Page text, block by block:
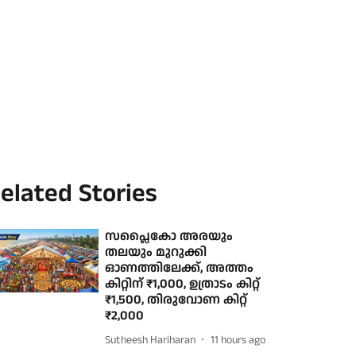
Stories
സപ്ലൈകോ അരയും
തലയും മുറുക്കി
ഓണത്തിലേക്ക്, അത്തം
കിറ്റിന് ₹1,000, ഉത്രാടം കിറ്റ്
₹1,500, തിരുവോണ കിറ്റ്
₹2,000
Sutheesh Hariharan 11 hours ago